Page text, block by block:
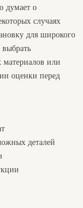
думает о
случаях
для широкого
или
оценки перед
деталей